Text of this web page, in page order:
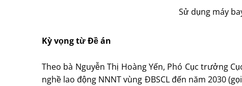
Sử dụng máy
Kỳ vọng từ Ðề án
Theo bà Nguyễn Thị Hoàng Yến, Phó Cục trưởng
nghề lao động NNNT vùng ÐBSCL đến năm 2030